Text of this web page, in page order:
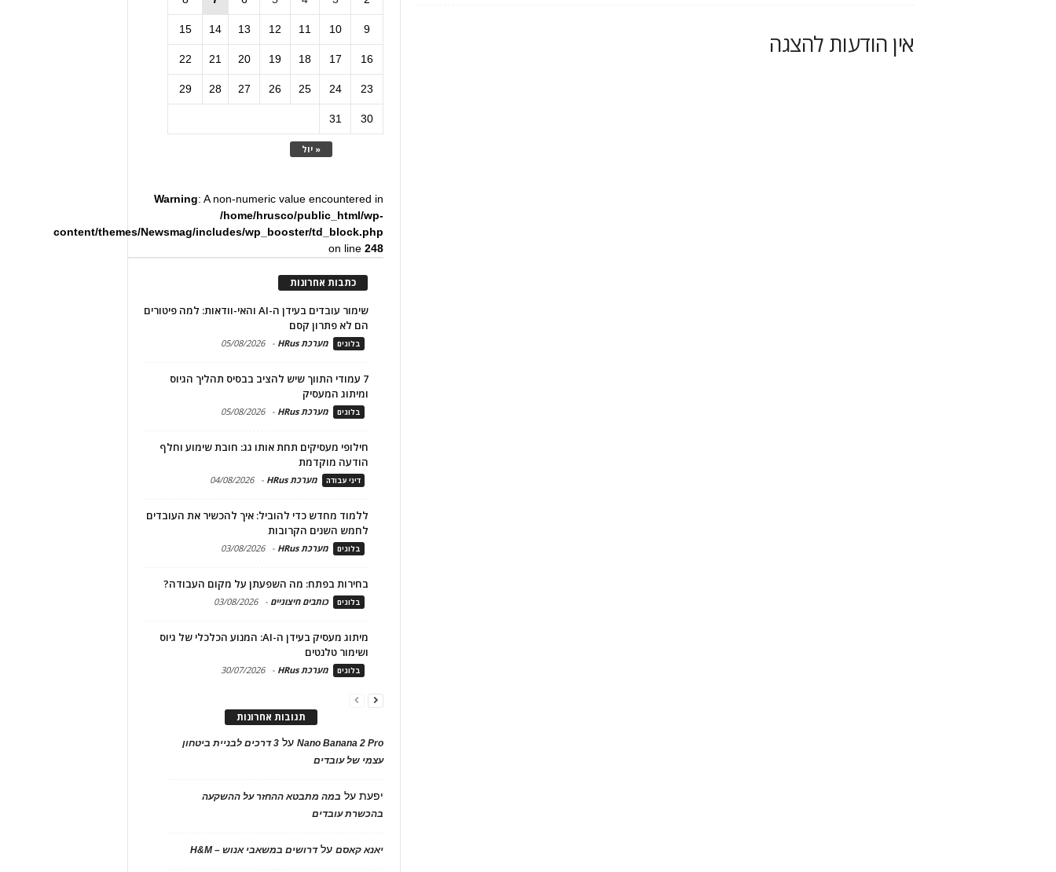
אין הודעות להצגה
« יול
9
10
11
12
13
14
15
16
17
18
19
20
21
22
23
24
25
26
27
28
29
30
31
Warning: A non-numeric value encountered in
/home/hrusco/public_html/wp-
content/themes/Newsmag/includes/wp_booster/td_block.php
on line248
כתבות אחרונות
שימור עובדים בעידן ה-AI והאי-וודאות: למה פיטורים
הם לא פתרון קסם
בלוגים מערכת HRus -
05/08/2026
7 עמודי התווך שיש להציב בבסיס תהליך הגיוס
ומיתוג המעסיק
בלוגים מערכת HRus -
05/08/2026
חילופי מעסיקים תחת אותו גג: חובת שימוע וחלף
הודעה מוקדמת
דיני עבודה מערכת HRus -
04/08/2026
ללמוד מחדש כדי להוביל: איך להכשיר את העובדים
לחמש השנים הקרובות
בלוגים מערכת HRus -
03/08/2026
בחירות בפתח: מה השפעתן על מקום העבודה?
בלוגים כותבים חיצוניים -
03/08/2026
מיתוג מעסיק בעידן ה-AI: המנוע הכלכלי של גיוס
ושימור טלנטים
בלוגים מערכת HRus -
30/07/2026
תגובות אחרונות
Nano Banana 2 Proעל
3 דרכים לבניית ביטחון
עצמי של עובדים
יפעתעל במה מתבטא ההחזר על ההשקעה
בהכשרת עובדים
יאנא קאסםעלדרושים במשאבי אנוש – H&M